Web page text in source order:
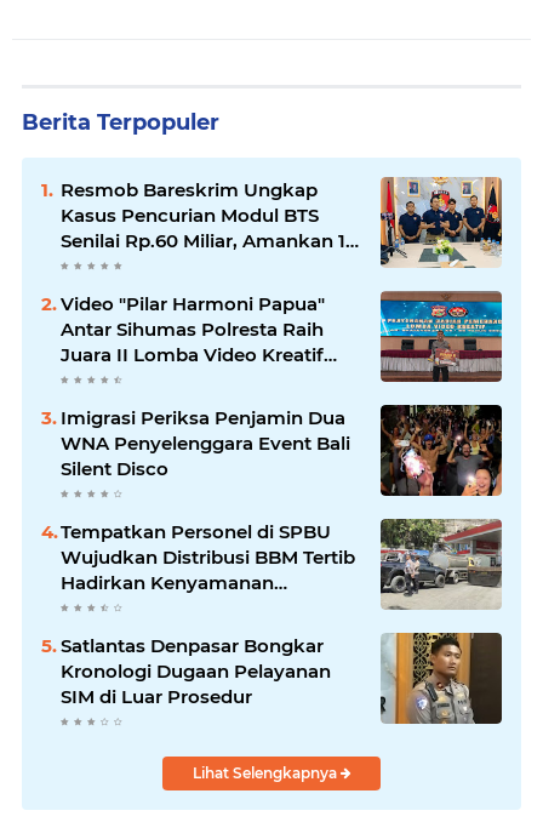
Berita Terpopuler
Resmob Bareskrim Ungkap
Kasus Pencurian Modul BTS
Senilai Rp.60 Miliar, Amankan 12
Tersangka
Video "Pilar Harmoni Papua"
Antar Sihumas Polresta Raih
Juara II Lomba Video Kreatif
Hari Bhayangkara ke-80
Imigrasi Periksa Penjamin Dua
WNA Penyelenggara Event Bali
Silent Disco
‎Tempatkan Personel di SPBU
Wujudkan Distribusi BBM Tertib
Hadirkan Kenyamanan
Masyarakat
Satlantas Denpasar Bongkar
Kronologi Dugaan Pelayanan
SIM di Luar Prosedur
Lihat Selengkapnya